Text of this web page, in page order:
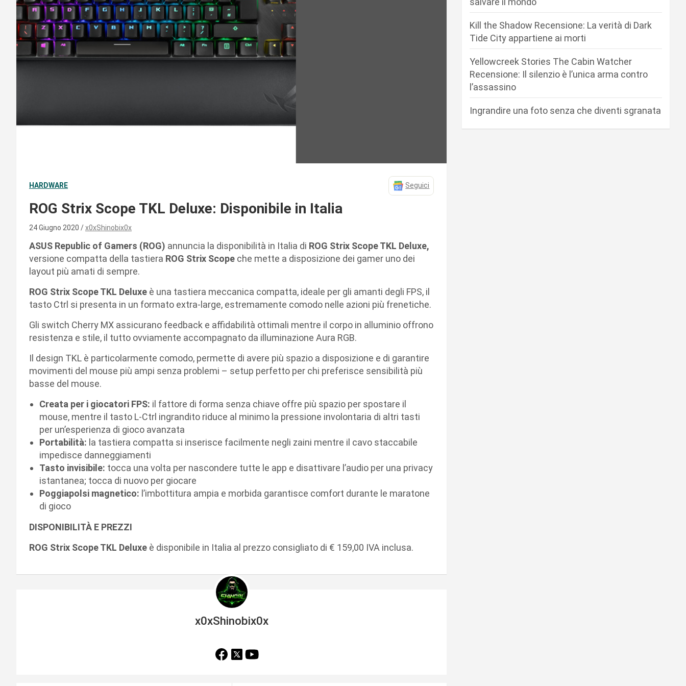
HARDWARE Seguici
ROG Strix Scope TKL Deluxe: Disponibile in Italia
24 Giugno 2020 x0xShinobix0x
ASUS Republic of Gamers (ROG) annuncia la disponibilità in Italia di ROG Strix Scope TKL Deluxe,
versione compatta della tastiera ROG Strix Scope che mette a disposizione dei gamer uno dei
layout più amati di sempre.
ROG Strix Scope TKL Deluxe è una tastiera meccanica compatta, ideale per gli amanti degli FPS, il
tasto Ctrl si presenta in un formato extra-large, estremamente comodo nelle azioni più frenetiche.
Gli switch Cherry MX assicurano feedback e affidabilità ottimali mentre il corpo in alluminio offrono
resistenza e stile, il tutto ovviamente accompagnato da illuminazione Aura RGB.
Il design TKL è particolarmente comodo, permette di avere più spazio a disposizione e di garantire
movimenti del mouse più ampi senza problemi – setup perfetto per chi preferisce sensibilità più
basse del mouse.
Creata per i giocatori FPS: il fattore di forma senza chiave offre più spazio per spostare il
mouse, mentre il tasto L-Ctrl ingrandito riduce al minimo la pressione involontaria di altri tasti
per un’esperienza di gioco avanzata
Portabilità: la tastiera compatta si inserisce facilmente negli zaini mentre il cavo staccabile
impedisce danneggiamenti
Tasto invisibile: tocca una volta per nascondere tutte le app e disattivare l’audio per una privacy
istantanea; tocca di nuovo per giocare
Poggiapolsi magnetico: l’imbottitura ampia e morbida garantisce comfort durante le maratone
di gioco
DISPONIBILITÀ E PREZZI
ROG Strix Scope TKL Deluxe è disponibile in Italia al prezzo consigliato di € 159,00 IVA inclusa.
x0xShinobix0x
Kill the Shadow Recensione: La verità di Dark
Tide City appartiene ai morti
Yellowcreek Stories The Cabin Watcher
Recensione: Il silenzio è l’unica arma contro
l’assassino
Ingrandire una foto senza che diventi sgranata